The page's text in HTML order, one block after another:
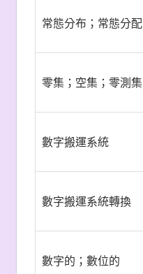
常態分布；常態分配
零集；空集；零測集
數字搬運系統
數字搬運系統轉換
數字的；數位的